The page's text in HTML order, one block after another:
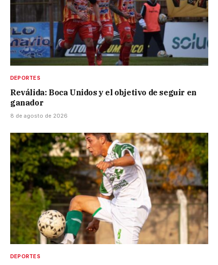
DEPORTES
Reválida: Boca Unidos y el objetivo de seguir en
ganador
8 de agosto de 2026
DEPORTES